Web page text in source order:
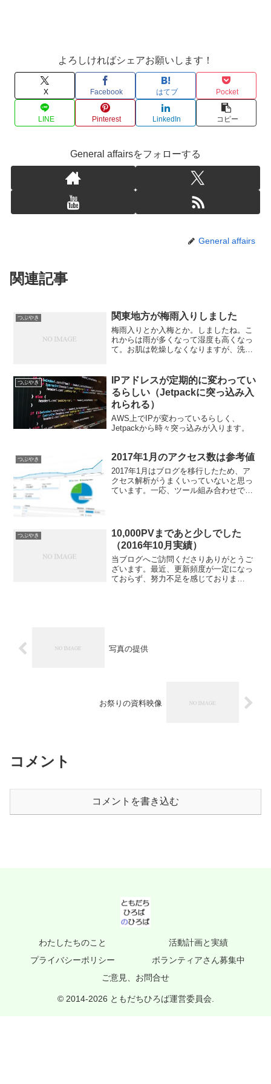
よろしければシェアお願いします！
X Facebook はてブ Pocket
LINE Pinterest LinkedIn コピー
General affairsをフォローする
General affairs
関連記事
つぶやき 関東地方が梅雨入りしました
梅雨入りとか入梅とか。しましたね。こ
れからは雨が多くなって湿度も高くなっ
て。お肌は乾燥しなくなりますが、洗濯
天気は気になるわけです。時には外出す
るイベントもあるかもし...
つぶやき
IPアドレスが定期的に変わってい
るらしい（Jetpackに突っ込み入
れられる）
AWS上でIPが変わっているらしく、
Jetpackから時々突っ込みが入ります。
つぶやき 2017年1月のアクセス数は参考値
2017年1月はブログを移行したため、ア
クセス解析がうまくいっていないと思っ
ています。一応、ツール組み合わせでの
つぶやき
10,000PVまであと少しでした
（2016年10月実績）
当ブログへご訪問くださりありがとうご
ざいます。最近、更新頻度が一定になっ
ておらず、努力不足を感じておりま
写真の提供
お祭りの資料映像
コメント
コメントを書き込む
わたしたちのこと
活動計画と実績
プライバシーポリシー
ボランティアさん募集中
ご意見、お問合せ
© 2014-2026 ともだちひろば運営委員会.